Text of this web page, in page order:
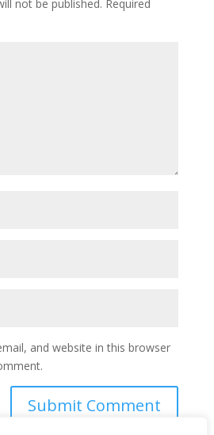
not be published. Required
and website in this browser